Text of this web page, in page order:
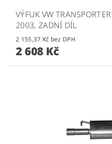
VÝFUK VW
2003, ZADNÍ DÍL
2 155,37 Kč bez DPH
2 608 Kč